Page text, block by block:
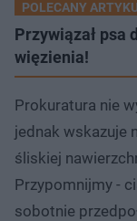
POLECANY
Przywiązał psa
więzienia!
Prokuratura nie
jednak wskazuje
śliskiej
Przypomnijmy -
sobotnie